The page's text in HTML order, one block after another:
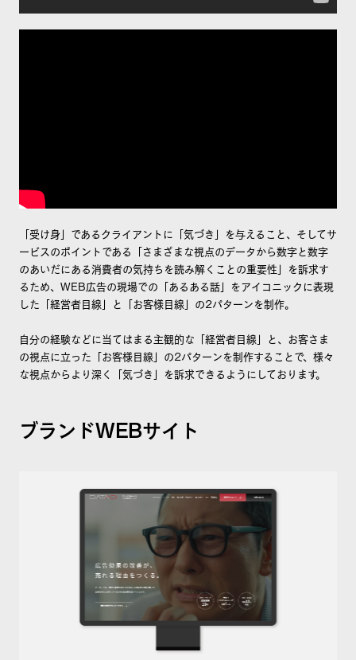
「受け身」であるクライアントに「気づき」を与えること、そしてサ
ービスのポイントである「さまざまな視点のデータから数字と数字
のあいだにある消費者の気持ちを読み解くことの重要性」を訴求す
るため、WEB広告の現場での「あるある話」をアイコニックに表現
した「経営者目線」と「お客様目線」の2パターンを制作。
自分の経験などに当てはまる主観的な「経営者目線」と、お客さま
の視点に立った「お客様目線」の2パターンを制作することで、様々
な視点からより深く「気づき」を訴求できるようにしております。
ブランドWEBサイト